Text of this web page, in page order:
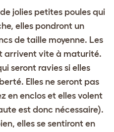
jolies petites poules qui
elles pondront un
de taille moyenne. Les
arrivent vite à maturité.
seront ravies si elles
Elles ne seront pas
en enclos et elles volent
est donc nécessaire).
elles se sentiront en